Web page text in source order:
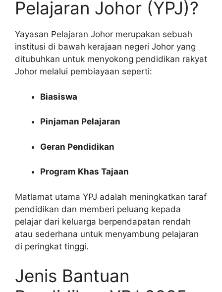
Pelajaran Johor (YPJ)?
Yayasan Pelajaran Johor merupakan sebuah
institusi di bawah kerajaan negeri Johor yang
ditubuhkan untuk menyokong pendidikan rakyat
Johor melalui pembiayaan seperti:
Biasiswa
Pinjaman Pelajaran
Geran Pendidikan
Program Khas Tajaan
Matlamat utama YPJ adalah meningkatkan taraf
pendidikan dan memberi peluang kepada
pelajar dari keluarga berpendapatan rendah
atau sederhana untuk menyambung pelajaran
di peringkat tinggi.
Jenis Bantuan